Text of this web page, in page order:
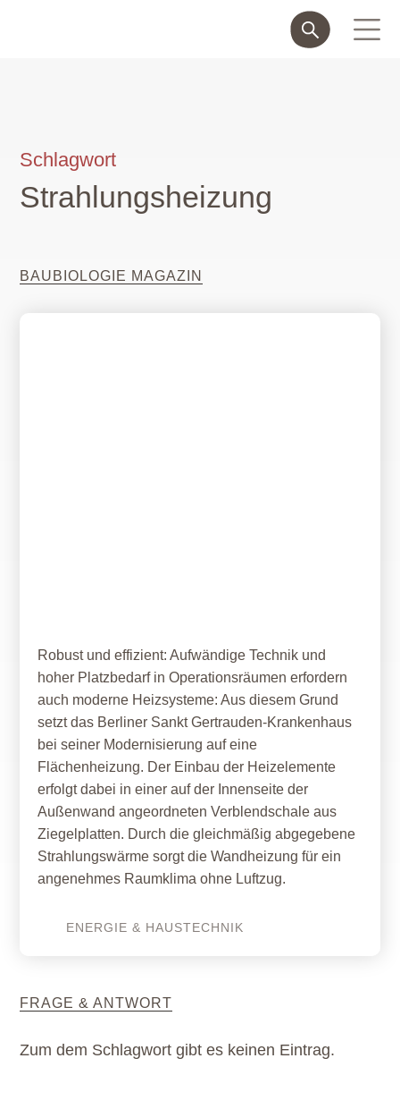
Schlagwort
Strahlungsheizung
BAUBIOLOGIE MAGAZIN
Robust und effizient: Aufwändige Technik und
hoher Platzbedarf in Operationsräumen erfordern
auch moderne Heizsysteme: Aus diesem Grund
setzt das Berliner Sankt Gertrauden-Krankenhaus
bei seiner Modernisierung auf eine
Flächenheizung. Der Einbau der Heizelemente
erfolgt dabei in einer auf der Innenseite der
Außenwand angeordneten Verblendschale aus
Ziegelplatten. Durch die gleichmäßig abgegebene
Strahlungswärme sorgt die Wandheizung für ein
angenehmes Raumklima ohne Luftzug.
ENERGIE & HAUSTECHNIK
FRAGE & ANTWORT
Zum dem Schlagwort gibt es keinen Eintrag.